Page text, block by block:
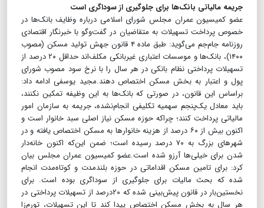
جریمه مالیاتی بانک‌ها برای جلوگیری از سوداگری است
عضو کمیسیون عمران مجلس شورای اسلامی درباره وظایف بانک‌ها در
خصوص پرداخت تسهیلات به متقاضیان در گفت‌وگو با خبرنگار اقتصادی
روزنامه جام‌جم می‌گوید: طبق ماده ۴ قانون جهش تولید مسکن (مصوب
۱۴۰۰)، بانک‌ها و موسسات اعتباری غیربانکی مکلف‌اند حداقل ۲۰ درصد از
تسهیلات پرداختی نظام بانکی در هر سال را با نرخ سود مصوب شورای
پول و اعتبار به بخش مسکن اختصاص دهند.مجید یوسفی ادامه داد:
براساس این قانون، در صورتی که بانک‌ها به این وظیفه تمکین نکنند،
باید معادل یک‌پنجم سهمیه تکلیفی انجام‌نشده، جریمه به سازمان امور
مالیاتی پرداخت کنند؛ چراکه حوزه مسکن نیاز اصلی سبد خانوار است و
اکنون بیش از ۶۰ درصد از هزینه خانوارها به مسکن اختصاص یافته و در
شهرهای بزرگ به ۷۰ درصد رسیده است؛ ضمن این‌که اکنون خانه‌دار
شدن برای خیلی‌ها آرزو شده است.عضو کمیسیون عمران مجلس بیان
کرد: برای تامین مسکن اقداماتی در حوزه بلندمدت و کوتاه‌مدت انجام
شده که بحث مالیات برای جلوگیری از سوداگری بوده است. برای
نخستین‌بار در قانون پیش‌بینی شده که ۲۰درصد از تسهیلات پرداختی در
هر سال به بخش مسکن اختصاص پیدا کند تا این تسهیلات، تورم‌زا